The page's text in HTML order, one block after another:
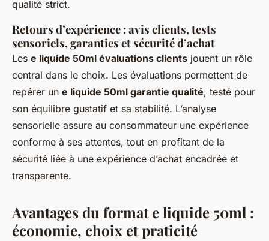
qualité strict.
Retours d’expérience : avis clients, tests
sensoriels, garanties et sécurité d’achat
Les e liquide 50ml évaluations clients jouent un rôle
central dans le choix. Les évaluations permettent de
repérer un e liquide 50ml garantie qualité, testé pour
son équilibre gustatif et sa stabilité. L’analyse
sensorielle assure au consommateur une expérience
conforme à ses attentes, tout en profitant de la
sécurité liée à une expérience d’achat encadrée et
transparente.
Avantages du format e liquide 50ml :
économie, choix et praticité